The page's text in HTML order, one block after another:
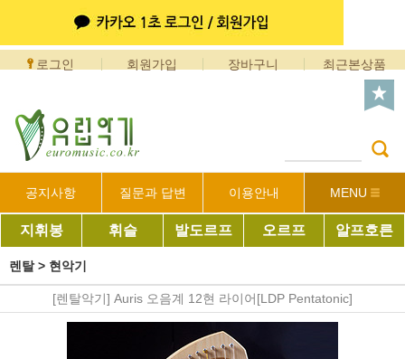
로그인 회원가입 장바구니 최근본상품
공지사항 질문과 답변 이용안내 MENU
지휘봉 휘슬 발도르프 오르프 알프호른
렌탈> 현악기
[렌탈악기] Auris 오음계 12현 라이어[LDP Pentatonic]